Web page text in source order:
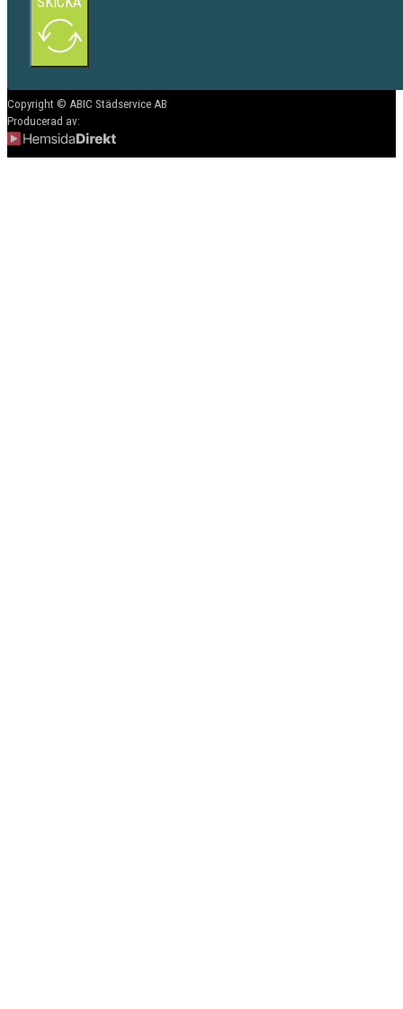
Copyright © ABIC Städservice AB
Producerad av: